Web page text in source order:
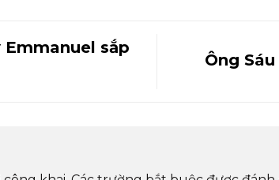
sắp
Ông